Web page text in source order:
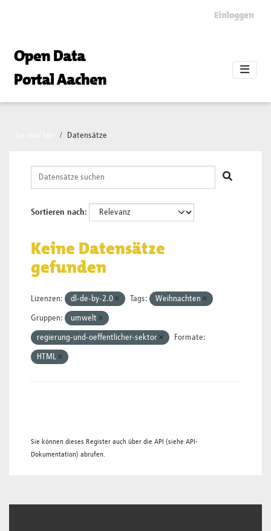
Einloggen
Open Data
Portal Aachen
Datensätze
Sortieren nach
Keine Datensätze
gefunden
Lizenzen: dl-de-by-2.0 Tags: Weihnachten
Gruppen: umwelt
regierung-und-oeffentlicher-sektor Formate:
HTML
Sie können dieses Register auch über die API (siehe API-
Dokumentation) abrufen.